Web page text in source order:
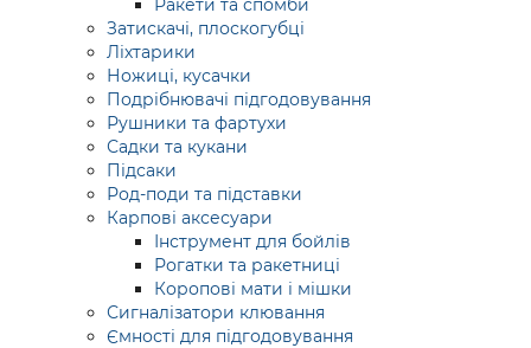
Ракети та спомби
Затискачі, плоскогубці
Ліхтарики
Ножиці, кусачки
Подрібнювачі підгодовування
Рушники та фартухи
Садки та кукани
Підсаки
Род-поди та підставки
Карпові аксесуари
Інструмент для бойлів
Рогатки та ракетниці
Коропові мати і мішки
Сигналізатори клювання
Ємності для підгодовування